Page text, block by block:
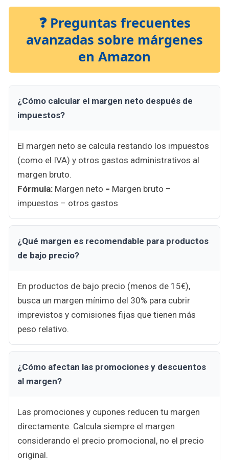
❓ Preguntas frecuentes
avanzadas sobre márgenes
en Amazon
¿Cómo calcular el margen neto después de
impuestos?
El margen neto se calcula restando los impuestos
(como el IVA) y otros gastos administrativos al
margen bruto.
Fórmula: Margen neto = Margen bruto –
impuestos – otros gastos
¿Qué margen es recomendable para productos
de bajo precio?
En productos de bajo precio (menos de 15€),
busca un margen mínimo del 30% para cubrir
imprevistos y comisiones fijas que tienen más
peso relativo.
¿Cómo afectan las promociones y descuentos
al margen?
Las promociones y cupones reducen tu margen
directamente. Calcula siempre el margen
considerando el precio promocional, no el precio
original.